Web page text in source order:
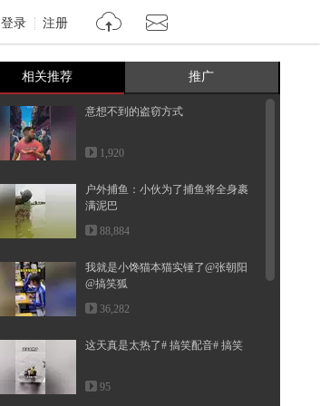
登录 注册
相关推荐 推广
意想不到的盗窃方式
1,920
户外捕鱼：小伙为了捕鱼将全身裹
满泥巴
88,884
我就是小馋猫本猫实锤了@张朝阳
@搞笑狐
36,282
这天真是太热了# 搞笑配音# 搞笑
95